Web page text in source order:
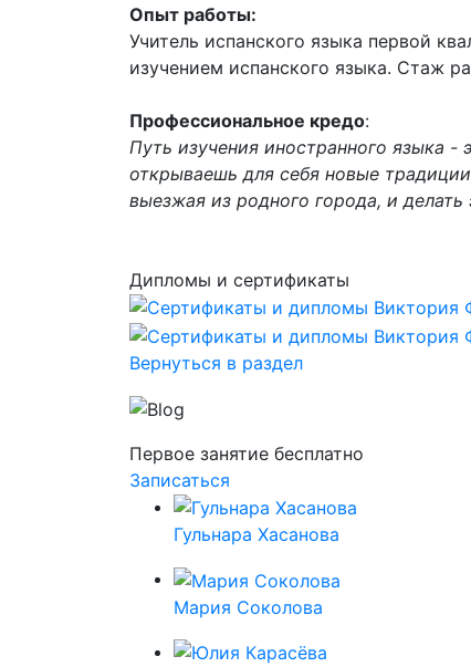
Опыт работы:
Учитель испанского языка первой
изучением испанского языка. Стаж
Профессиональное кредо:
Путь изучения иностранного языка
открываешь для себя новые
выезжая из родного города, и
Дипломы и сертификаты
Вернуться в раздел
Первое занятие бесплатно
Записаться
Гульнара Хасанова
Мария Соколова